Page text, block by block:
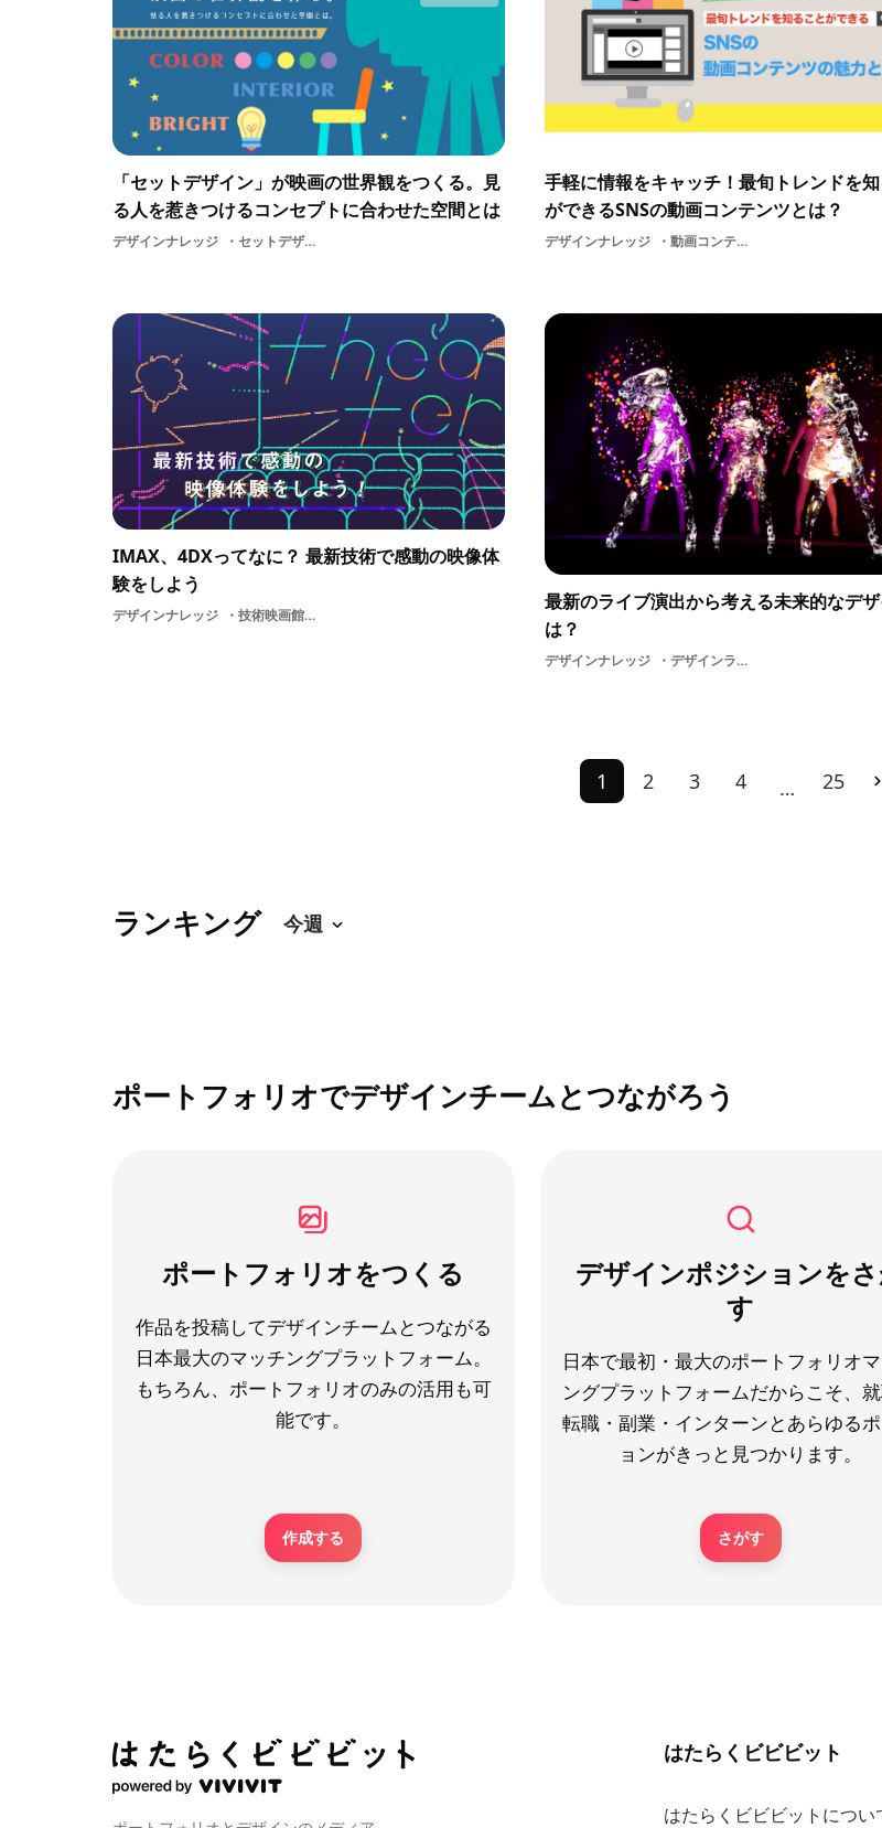
「セットデザイン」が映画の世界観をつくる。見
る人を惹きつけるコンセプトに合わせた空間とは
デザインナレッジ セットデザイン色インテリア空間デザインDESIGNコンセプト世界観ムービー演出映像空間デザイン
手軽に情報をキャッチ！最旬トレンドを
ができるSNSの動画コンテンツとは？
デザインナレッジ 動画コンテンツDIYHowto動画トレンドリサーチ力動画情報映像デザイン
IMAX、4DXってなに？ 最新技術で感動の映像体
験をしよう
デザインナレッジ 技術映画館最先端映像体感型映画館プログラミング
最新のライブ演出から考える未来的なデ
は？
デザインナレッジ デザインライブテクノロジー演出舞台音楽映像
1 2 3 4 … 25
ランキング
ポートフォリオでデザインチームとつながろう
ポートフォリオをつくる
作品を投稿してデザインチームとつながる
日本最大のマッチングプラットフォーム。
もちろん、ポートフォリオのみの活用も可
能です。
作成する
デザインポジションを
す
日本で最初・最大のポートフォリオ
ングプラットフォームだからこそ、就
転職・副業・インターンとあらゆる
ョンがきっと見つかります。
さがす
はたらくビビビット
はたらくビビビットについ